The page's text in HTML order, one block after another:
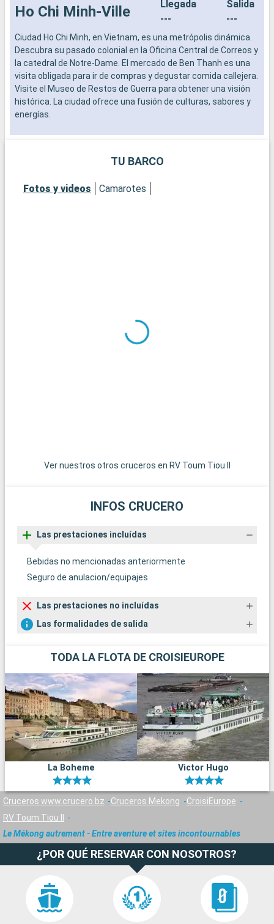
Ho Chi Minh-Ville
Llegada
---
Salida
---
Ciudad Ho Chi Minh, en Vietnam, es una metrópolis dinámica.
Descubra su pasado colonial en la Oficina Central de Correos y
la catedral de Notre-Dame. El mercado de Ben Thanh es una
visita obligada para ir de compras y degustar comida callejera.
Visite el Museo de Restos de Guerra para obtener una visión
histórica. La ciudad ofrece una fusión de culturas, sabores y
energías.
TU BARCO
Fotos y videos Camarotes
Ver nuestros otros cruceros en RV Toum Tiou II
INFOS CRUCERO
Las prestaciones incluídas
Bebidas no mencionadas anteriormente
Seguro de anulacion/equipajes
Las prestaciones no incluídas
Las formalidades de salida
TODA LA FLOTA DE CROISIEUROPE
La Boheme Victor Hugo
Cruceros www.crucero.bz Cruceros Mekong
CroisiEurope
RV Toum Tiou II
Le Mékong autrement - Entre aventure et sites incontournables
¿POR QUÉ RESERVAR CON NOSOTROS?